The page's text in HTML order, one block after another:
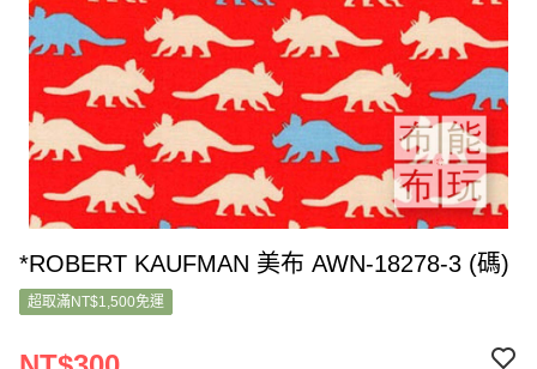
*ROBERT KAUFMAN 美布 AWN-18278-3 (碼)
超取滿NT$1,500免運